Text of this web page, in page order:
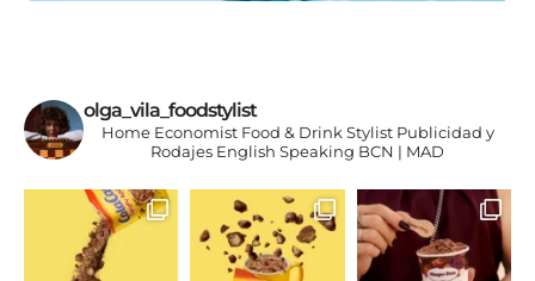
olga_vila_foodstylist
Home EconomistFood & Drink StylistPublicidad y
Rodajes English Speaking BCN | MAD